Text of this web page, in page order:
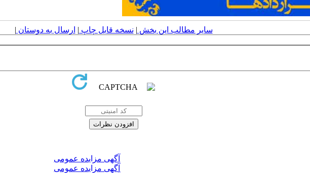
سایر مطالب این بخش | نسخه قابل چاپ | ارسال به دوستان |
آگهی مزایده عمومی
آگهی مزایده عمومی